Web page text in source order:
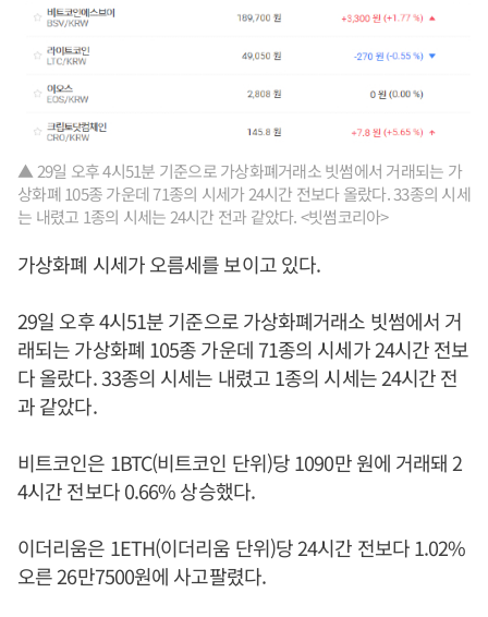
▲ 29일 오후 4시51분 기준으로 가상화폐거래소 빗썸에서 거래되는 가
상화폐 105종 가운데 71종의 시세가 24시간 전보다 올랐다. 33종의 시세
는 내렸고 1종의 시세는 24시간 전과 같았다. <빗썸코리아>
가상화폐 시세가 오름세를 보이고 있다.
29일 오후 4시51분 기준으로 가상화폐거래소 빗썸에서 거
래되는 가상화폐 105종 가운데 71종의 시세가 24시간 전보
다 올랐다. 33종의 시세는 내렸고 1종의 시세는 24시간 전
과 같았다.
비트코인은 1BTC(비트코인 단위)당 1090만 원에 거래돼 2
4시간 전보다 0.66% 상승했다.
이더리움은 1ETH(이더리움 단위)당 24시간 전보다 1.02%
오른 26만7500원에 사고팔렸다.